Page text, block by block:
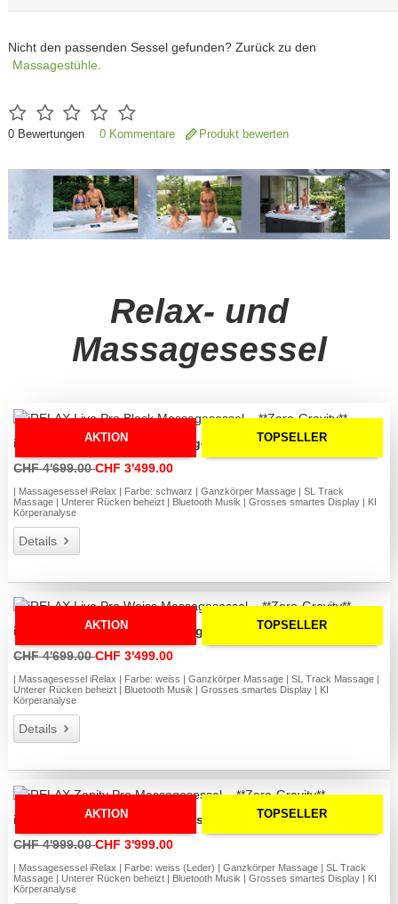
Nicht den passenden Sessel gefunden? Zurück zu den
Massagestühle.
0Bewertungen 0 Kommentare Produkt bewerten
Relax- und
Massagesessel
AKTION TOPSELLER
iRELAX Livo Pro Black Massagesessel – **Zero-Gravity**
CHF 4'699.00CHF 3'499.00
| Massagesessel iRelax | Farbe: schwarz | Ganzkörper Massage | SL Track
Massage | Unterer Rücken beheizt | Bluetooth Musik | Grosses smartes Display | KI
Körperanalyse
Details
AKTION TOPSELLER
iRELAX Livo Pro Weiss Massagesessel – **Zero-Gravity**
CHF 4'699.00CHF 3'499.00
| Massagesessel iRelax | Farbe: weiss | Ganzkörper Massage | SL Track Massage |
Unterer Rücken beheizt | Bluetooth Musik | Grosses smartes Display | KI
Körperanalyse
Details
AKTION TOPSELLER
iRELAX Zenity Pro Massagesessel – **Zero-Gravity**
CHF 4'999.00CHF 3'999.00
| Massagesessel iRelax | Farbe: weiss (Leder) | Ganzkörper Massage | SL Track
Massage | Unterer Rücken beheizt | Bluetooth Musik | Grosses smartes Display | KI
Körperanalyse